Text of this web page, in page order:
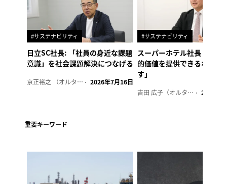
#サステナビリティ
日立SC社長: 「社員の身近な課題
意識」を社会課題解決につなげる
京正裕之 （オルタナ副編集長） 2026年7月16日
#サステナビリティ
スーパーホテル社長「地域
的価値を提供できるホテル
す」
吉田 広子（オルタナ輪番編集長） 2026年6
重要キーワード